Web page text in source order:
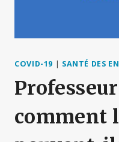
COVID-19 | SANTÉ DES
comment